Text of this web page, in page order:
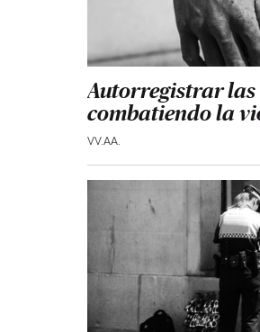
Autorregistrar las
combatiendo la
VV.AA.